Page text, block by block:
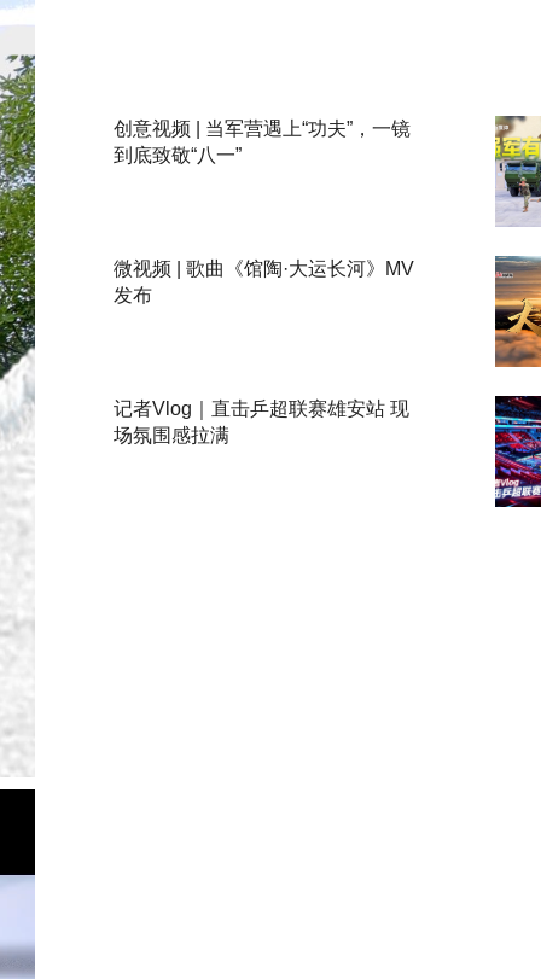
创意视频 | 当军营遇上“功夫”，一镜
到底致敬“八一”
微视频 | 歌曲《馆陶·大运长河》MV
发布
记者Vlog｜直击乒超联赛雄安站 现
场氛围感拉满